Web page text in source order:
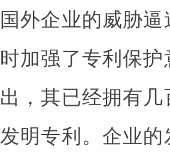
国外企业的威胁
时加强了专利保
出，其已经拥有
发明专利。企业